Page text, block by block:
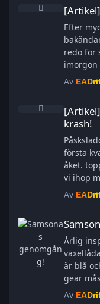
man får
regler är
plats
Bilen då
riktbänk
den så
är ett
Efter
redo för
imorgon
fick lite
bak .
Visa
Av
krash!
första
åket.
vi ihop
fram
skrot
måste
använda
att
plastat
plast
Av
Samsonas genomgång!
Årlig
är blå
gear
gå ut
Av